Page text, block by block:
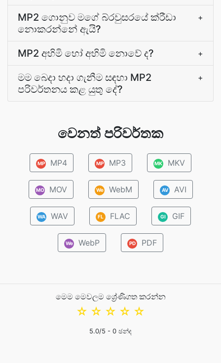
MP2 ගොනුව මගේ බ්රවුසරයේ ක්රීඩා
නොකරන්නේ ඇයි?
+
MP2 අහිමි හෝ අහිමි නොවේ ද? +
මම බෙදා හදා ගැනීම සඳහා MP2
පරිවර්තනය කළ යුතු දේ?
+
වෙනත් පරිවර්තක
MP MP4 MP MP3 MK MKV
MO MOV We WebM AV AVI
WA WAV FL FLAC GI GIF
We WebP PD PDF
මෙම මෙවලම ශ්‍රේණිගත කරන්න
☆
☆
☆
☆
☆
5.0/5 - 0 ඡන්ද